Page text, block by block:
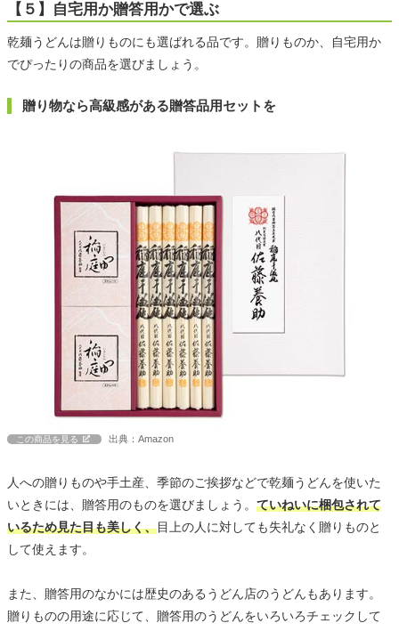
【５】自宅用か贈答用かで選ぶ
乾麺うどんは贈りものにも選ばれる品です。贈りものか、自宅用か
でぴったりの商品を選びましょう。
贈り物なら高級感がある贈答品用セットを
この商品を見る 出典：Amazon
人への贈りものや手土産、季節のご挨拶などで乾麺うどんを使いた
いときには、贈答用のものを選びましょう。 ていねいに梱包されて
いるため見た目も美しく、目上の人に対しても失礼なく贈りものと
して使えます。
また、贈答用のなかには歴史のあるうどん店のうどんもあります。
贈りものの用途に応じて、贈答用のうどんをいろいろチェックして